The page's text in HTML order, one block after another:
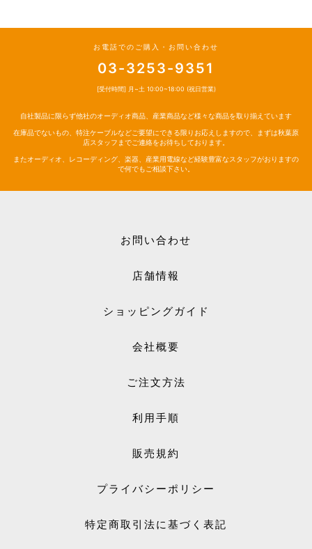
お電話でのご購入・お問い合わせ
03-3253-9351
[受付時間] 月~土 10:00~18:00 (祝日営業)
自社製品に限らず他社のオーディオ商品、産業商品など様々な商品を取り揃えています
在庫品でないもの、特注ケーブルなどご要望にできる限りお応えしますので、まずは秋葉原
店スタッフまでご連絡をお待ちしております。
またオーディオ、レコーディング、楽器、産業用電線など経験豊富なスタッフがおりますの
で何でもご相談下さい。
お問い合わせ
店舗情報
ショッピングガイド
会社概要
ご注文方法
利用手順
販売規約
プライバシーポリシー
特定商取引法に基づく表記